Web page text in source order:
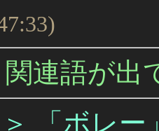
関連語が出
＞ 「ボレ